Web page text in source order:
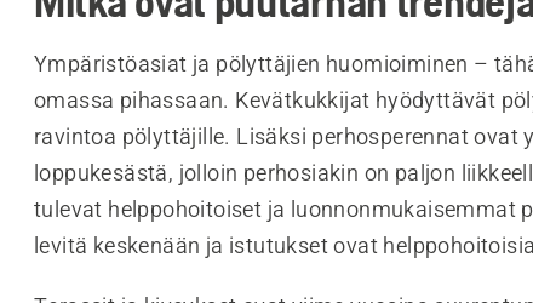
Ympäristöasiat ja pölyttäjien huomioiminen –
omassa pihassaan. Kevätkukkijat hyödyttävät
ravintoa pölyttäjille. Lisäksi perhosperennat ovat
loppukesästä, jolloin perhosiakin on paljon
tulevat helppohoitoiset ja luonnonmukaisemmat
levitä keskenään ja istutukset ovat